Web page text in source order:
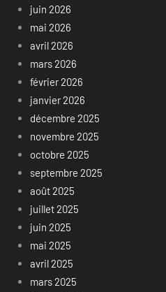
juin 2026
mai 2026
avril 2026
mars 2026
février 2026
janvier 2026
décembre 2025
novembre 2025
octobre 2025
septembre 2025
août 2025
juillet 2025
juin 2025
mai 2025
avril 2025
mars 2025